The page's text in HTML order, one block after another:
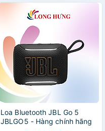
Loa Bluetooth JBL Go 5
JBLGO5 - Hàng chính hãng